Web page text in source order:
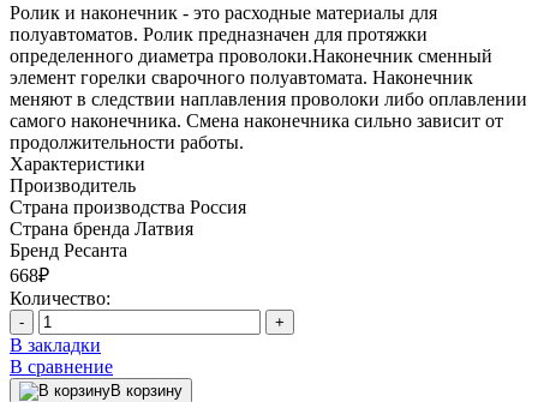
Ролик и наконечник - это расходные материалы для
полуавтоматов. Ролик предназначен для протяжки
определенного диаметра проволоки.Наконечник сменный
элемент горелки сварочного полуавтомата. Наконечник
меняют в следствии наплавления проволоки либо оплавлении
самого наконечника. Смена наконечника сильно зависит от
продолжительности работы.
Характеристики
Производитель
Страна производства Россия
Страна бренда Латвия
Бренд Ресанта
668₽
Количество:
- +
В закладки
В сравнение
В корзину